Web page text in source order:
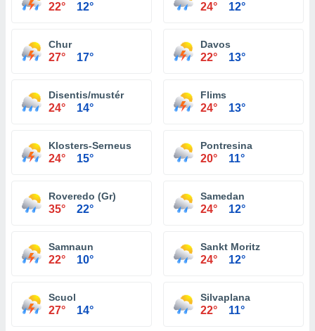
22° 12° 24° 12°
Chur
27° 17°
Davos
22° 13°
Disentis/mustér
24° 14°
Flims
24° 13°
Klosters-Serneus
24° 15°
Pontresina
20° 11°
Roveredo (Gr)
35° 22°
Samedan
24° 12°
Samnaun
22° 10°
Sankt Moritz
24° 12°
Scuol
27° 14°
Silvaplana
22° 11°